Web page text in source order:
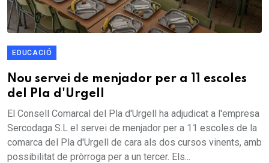
EDUCACIÓ
Nou servei de menjador per a 11 escoles
del Pla d'Urgell
El Consell Comarcal del Pla d'Urgell ha adjudicat a l'empresa
Sercodaga S.L el servei de menjador per a 11 escoles de la
comarca del Pla d'Urgell de cara als dos cursos vinents, amb
possibilitat de pròrroga per a un tercer. Els...